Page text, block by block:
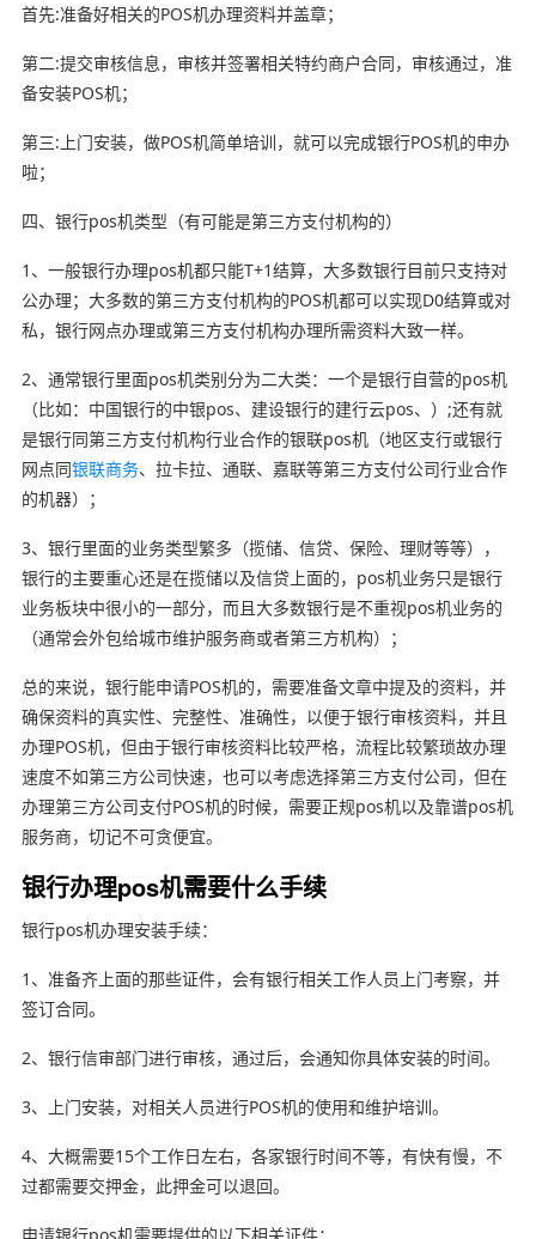
首先:准备好相关的POS机办理资料并盖章；
第二:提交审核信息，审核并签署相关特约商户合同，审核通过，准
备安装POS机；
第三:上门安装，做POS机简单培训，就可以完成银行POS机的申办
啦；
四、银行pos机类型（有可能是第三方支付机构的）
1、一般银行办理pos机都只能T+1结算，大多数银行目前只支持对
公办理；大多数的第三方支付机构的POS机都可以实现D0结算或对
私，银行网点办理或第三方支付机构办理所需资料大致一样。
2、通常银行里面pos机类别分为二大类：一个是银行自营的pos机
（比如：中国银行的中银pos、建设银行的建行云pos、）;还有就
是银行同第三方支付机构行业合作的银联pos机（地区支行或银行
网点同银联商务、拉卡拉、通联、嘉联等第三方支付公司行业合作
的机器）；
3、银行里面的业务类型繁多（揽储、信贷、保险、理财等等），
银行的主要重心还是在揽储以及信贷上面的，pos机业务只是银行
业务板块中很小的一部分，而且大多数银行是不重视pos机业务的
（通常会外包给城市维护服务商或者第三方机构）；
总的来说，银行能申请POS机的，需要准备文章中提及的资料，并
确保资料的真实性、完整性、准确性，以便于银行审核资料，并且
办理POS机，但由于银行审核资料比较严格，流程比较繁琐故办理
速度不如第三方公司快速，也可以考虑选择第三方支付公司，但在
办理第三方公司支付POS机的时候，需要正规pos机以及靠谱pos机
服务商，切记不可贪便宜。
银行办理pos机需要什么手续
银行pos机办理安装手续：
1、准备齐上面的那些证件，会有银行相关工作人员上门考察，并
签订合同。
2、银行信审部门进行审核，通过后，会通知你具体安装的时间。
3、上门安装，对相关人员进行POS机的使用和维护培训。
4、大概需要15个工作日左右，各家银行时间不等，有快有慢，不
过都需要交押金，此押金可以退回。